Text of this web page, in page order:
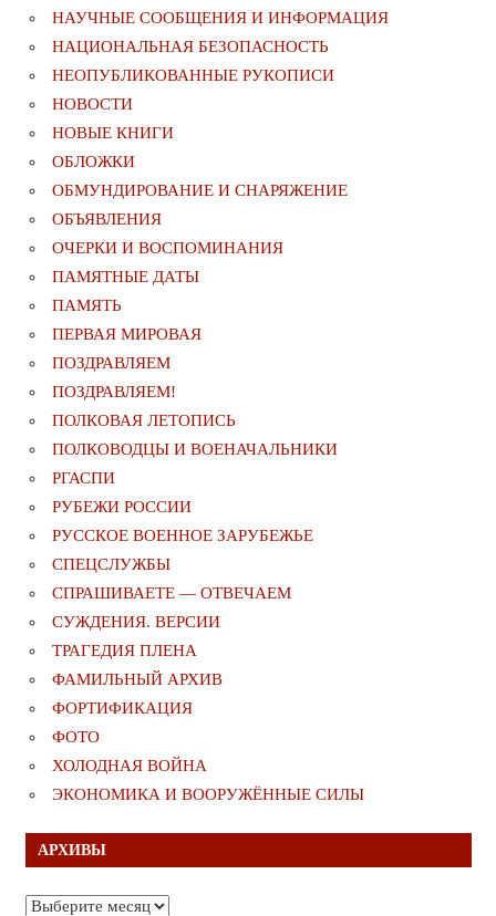
НАУЧНЫЕ СООБЩЕНИЯ И ИНФОРМАЦИЯ
НАЦИОНАЛЬНАЯ БЕЗОПАСНОСТЬ
НЕОПУБЛИКОВАННЫЕ РУКОПИСИ
НОВОСТИ
НОВЫЕ КНИГИ
ОБЛОЖКИ
ОБМУНДИРОВАНИЕ И СНАРЯЖЕНИЕ
ОБЪЯВЛЕНИЯ
ОЧЕРКИ И ВОСПОМИНАНИЯ
ПАМЯТНЫЕ ДАТЫ
ПАМЯТЬ
ПЕРВАЯ МИРОВАЯ
ПОЗДРАВЛЯЕМ
ПОЗДРАВЛЯЕМ!
ПОЛКОВАЯ ЛЕТОПИСЬ
ПОЛКОВОДЦЫ И ВОЕНАЧАЛЬНИКИ
РГАСПИ
РУБЕЖИ РОССИИ
РУССКОЕ ВОЕННОЕ ЗАРУБЕЖЬЕ
СПЕЦСЛУЖБЫ
СПРАШИВАЕТЕ — ОТВЕЧАЕМ
СУЖДЕНИЯ. ВЕРСИИ
ТРАГЕДИЯ ПЛЕНА
ФАМИЛЬНЫЙ АРХИВ
ФОРТИФИКАЦИЯ
ФОТО
ХОЛОДНАЯ ВОЙНА
ЭКОНОМИКА И ВООРУЖЁННЫЕ СИЛЫ
АРХИВЫ
Архивы